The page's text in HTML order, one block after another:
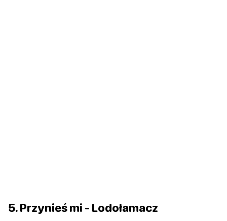
5. Przynieś mi - Lodołamacz